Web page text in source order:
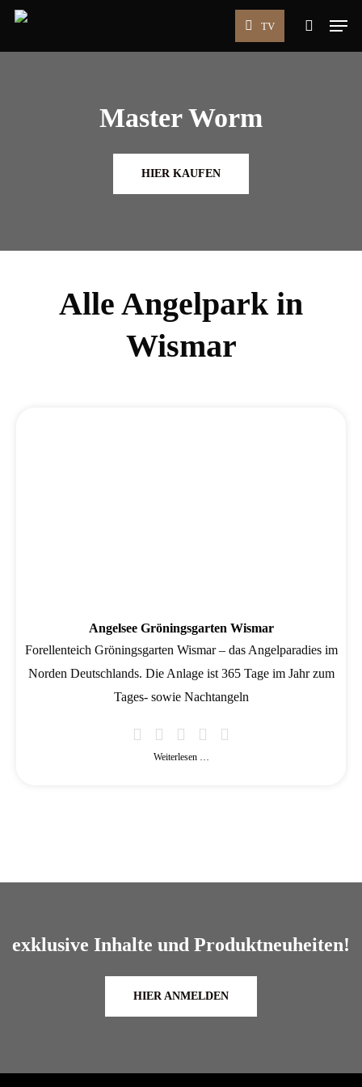
Skip
TV
search
Menu
Master Worm
HIER KAUFEN
Alle Angelpark in
Wismar
Angelsee Gröningsgarten Wismar
Forellenteich Gröningsgarten Wismar – das Angelparadies im
Norden Deutschlands. Die Anlage ist 365 Tage im Jahr zum
Tages- sowie Nachtangeln
Weiterlesen …
exklusive Inhalte und Produktneuheiten!
HIER ANMELDEN